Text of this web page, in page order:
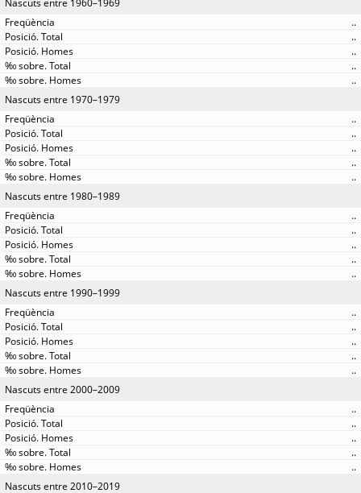
Nascuts entre 1960–1969
..
..
..
..
..
Nascuts entre 1970–1979
..
..
..
..
..
Nascuts entre 1980–1989
..
..
..
..
..
Nascuts entre 1990–1999
..
..
..
..
..
Nascuts entre 2000–2009
..
..
..
..
..
Nascuts entre 2010–2019